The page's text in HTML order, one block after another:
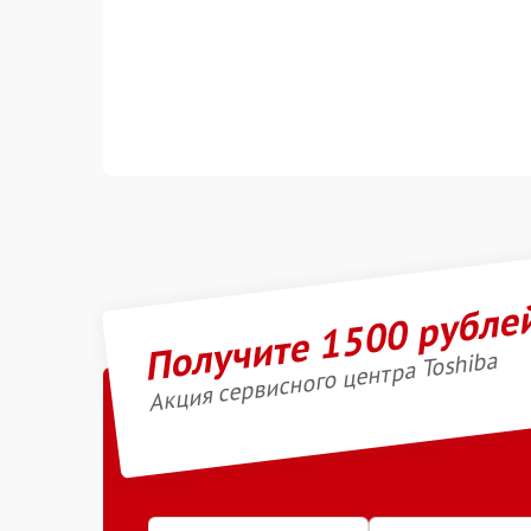
Получите 1500
Акция сервисного центра Toshiba